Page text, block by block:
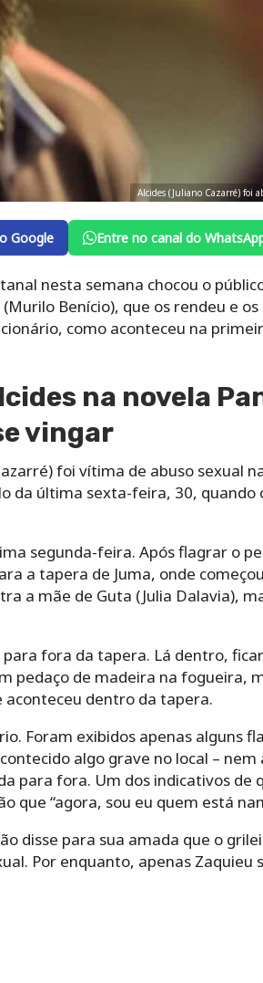
Alcides (Juliano Cazarré) foi
Google Entre no canal do
nesta semana chocou o
Benício), que os rendeu e
como aconteceu na
na novela
vingar
foi vítima de abuso sexual
da última sexta-feira, 30,
segunda-feira. Após flagrar o
a tapera de Juma, onde
a mãe de Guta (Julia Dalavia),
fora da tapera. Lá dentro,
pedaço de madeira na fogueira,
dentro da tapera.
Foram exibidos apenas alguns
algo grave no local –
para fora. Um dos indicativos de
que “agora, sou eu quem está
disse para sua amada que o
Por enquanto, apenas Zaquieu